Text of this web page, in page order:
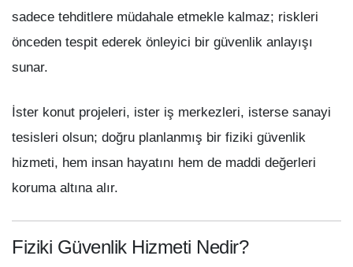
sadece tehditlere müdahale etmekle kalmaz; riskleri
önceden tespit ederek önleyici bir güvenlik anlayışı
sunar.
İster konut projeleri, ister iş merkezleri, isterse sanayi
tesisleri olsun; doğru planlanmış bir fiziki güvenlik
hizmeti, hem insan hayatını hem de maddi değerleri
koruma altına alır.
Fiziki Güvenlik Hizmeti Nedir?